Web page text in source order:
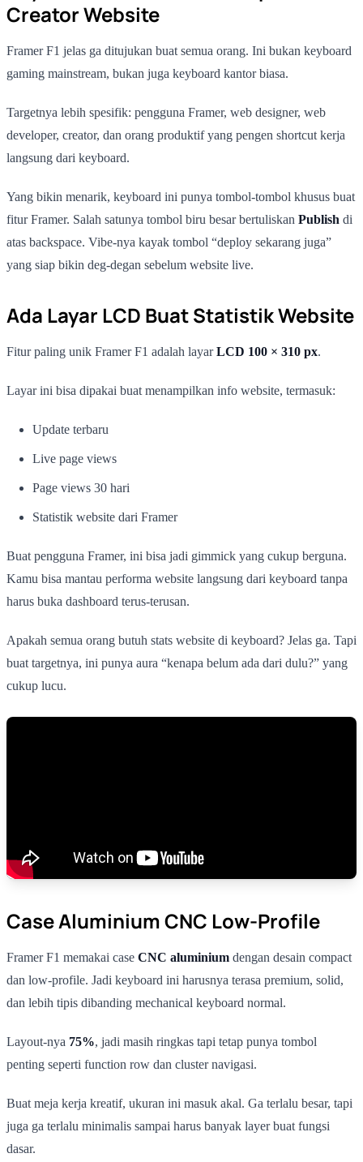
Creator Website
Framer F1 jelas ga ditujukan buat semua orang. Ini bukan keyboard
gaming mainstream, bukan juga keyboard kantor biasa.
Targetnya lebih spesifik: pengguna Framer, web designer, web
developer, creator, dan orang produktif yang pengen shortcut kerja
langsung dari keyboard.
Yang bikin menarik, keyboard ini punya tombol-tombol khusus buat
fitur Framer. Salah satunya tombol biru besar bertuliskan Publish di
atas backspace. Vibe-nya kayak tombol “deploy sekarang juga”
yang siap bikin deg-degan sebelum website live.
Ada Layar LCD Buat Statistik Website
Fitur paling unik Framer F1 adalah layarLCD 100 × 310 px.
Layar ini bisa dipakai buat menampilkan info website, termasuk:
Update terbaru
Live page views
Page views 30 hari
Statistik website dari Framer
Buat pengguna Framer, ini bisa jadi gimmick yang cukup berguna.
Kamu bisa mantau performa website langsung dari keyboard tanpa
harus buka dashboard terus-terusan.
Apakah semua orang butuh stats website di keyboard? Jelas ga. Tapi
buat targetnya, ini punya aura “kenapa belum ada dari dulu?” yang
cukup lucu.
Case Aluminium CNC Low-Profile
Framer F1 memakai case CNC aluminium dengan desain compact
dan low-profile. Jadi keyboard ini harusnya terasa premium, solid,
dan lebih tipis dibanding mechanical keyboard normal.
Layout-nya 75%, jadi masih ringkas tapi tetap punya tombol
penting seperti function row dan cluster navigasi.
Buat meja kerja kreatif, ukuran ini masuk akal. Ga terlalu besar, tapi
juga ga terlalu minimalis sampai harus banyak layer buat fungsi
dasar.